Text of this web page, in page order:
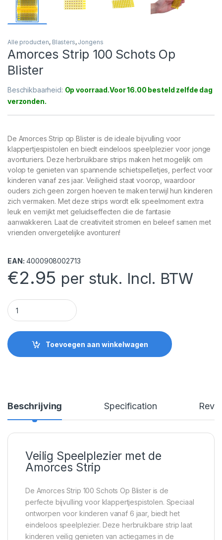
Alle producten, Blasters, Jongens
Amorces Strip 100 Schots Op
Blister
Beschikbaarheid: Op voorraad
De Amorces Strip op Blister is de ideale bijvulling voor
klappertjespistolen en biedt eindeloos speelplezier voor jonge
avonturiers. Deze herbruikbare strips maken het mogelijk om
volop te genieten van spannende schietspelletjes, perfect voor
kinderen vanaf zes jaar. Veiligheid staat voorop, waardoor
ouders zich geen zorgen hoeven te maken terwijl hun kinderen
zich vermaken. Met deze strips wordt elk speelmoment extra
leuk en verrijkt met geluidseffecten die de fantasie
aanwakkeren. Laat de creativiteit stromen en beleef samen met
vrienden onvergetelijke avonturen!
EAN: 4000908002713
€2.95 per stuk. Incl. BTW
Amorces Strip 100 Schots Op Blister quantity
Toevoegen aan winkelwagen
Beschrijving Specification
Veilig Speelplezier met de
Amorces Strip
De Amorces Strip 100 Schots Op Blister is de
perfecte bijvulling voor klappertjespistolen. Speciaal
ontworpen voor kinderen vanaf 6 jaar, biedt het
eindeloos speelplezier. Deze herbruikbare strip laat
kinderen veilig genieten van actiegames in de